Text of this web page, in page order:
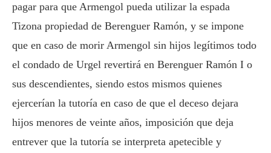
pagar para que Armengol pueda utilizar la espada
Tizona propiedad de Berenguer Ramón, y se impone
que en caso de morir Armengol sin hijos legítimos todo
el condado de Urgel revertirá en Berenguer Ramón I o
sus descendientes, siendo estos mismos quienes
ejercerían la tutoría en caso de que el deceso dejara
hijos menores de veinte años, imposición que deja
entrever que la tutoría se interpreta apetecible y